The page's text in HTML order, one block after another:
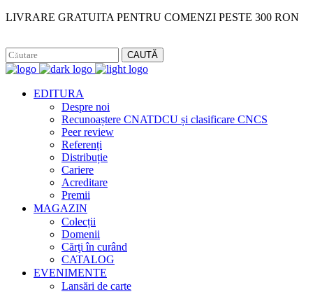
LIVRARE GRATUITA PENTRU COMENZI PESTE 300 RON
CAUTĂ
EDITURA
Despre noi
Recunoaștere CNATDCU și clasificare CNCS
Peer review
Referenți
Distribuție
Cariere
Acreditare
Premii
MAGAZIN
Colecții
Domenii
Cărţi în curând
CATALOG
EVENIMENTE
Lansări de carte